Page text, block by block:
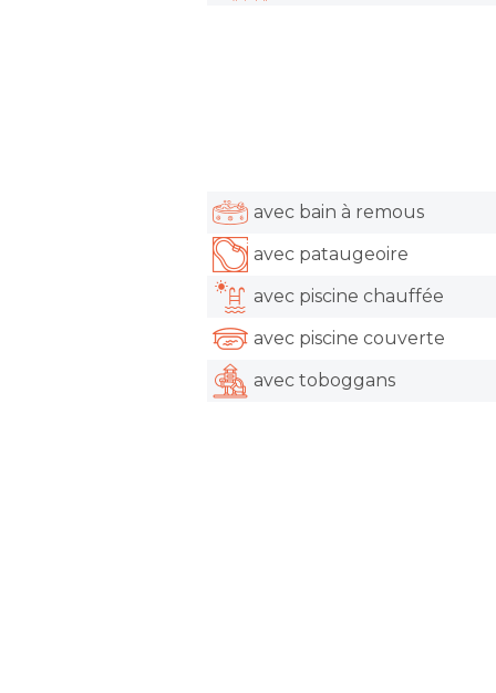
avec bain à remous
avec pataugeoire
avec piscine chauffée
avec piscine couverte
avec toboggans